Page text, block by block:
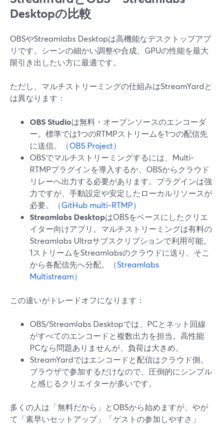
Desktopの比較
OBSやStreamlabs Desktopは高機能なデスクトップアプ
リです。シーンの細かい調整や合成、GPUの性能を最大
限引き出したい方に最適です。
ただし、マルチストリーミングの仕組みはStreamYardと
は異なります：
OBS Studioは無料・オープンソースのエンコーダ
ー。標準では1つのRTMPストリームを1つの配信先
に送信。
（OBS Project）
OBSでマルチストリーミングするには、Multi-
RTMPプラグインを導入するか、OBSからクラウド
リレーへ出力する必要があります。プラグインは強
力ですが、手動設定や安定したローカルリソースが
必要。
（GitHub multi‑RTMP）
Streamlabs DesktopはOBSをベースにしたクリエ
イター向けアプリ。マルチストリーミングは有料の
Streamlabs Ultraサブスクリプションで利用可能。
1ストリームをStreamlabsのクラウドに送り、そこ
から各配信先へ分配。
（Streamlabs
Multistream）
この違いがトレードオフになります：
OBS/Streamlabs Desktopでは、PCとネット回線
がすべてのエンコードと複数出力を担当。高性能
PCなら問題ありませんが、負荷は大きめ。
StreamYardではエンコードと配信はクラウド側。
ブラウザで参加するだけなので、圧倒的にシンプル
と感じるクリエイターが多いです。
多くの人は「無料だから」とOBSから始めますが、やが
て「素早いセットアップ」「ゲストの参加しやすさ」